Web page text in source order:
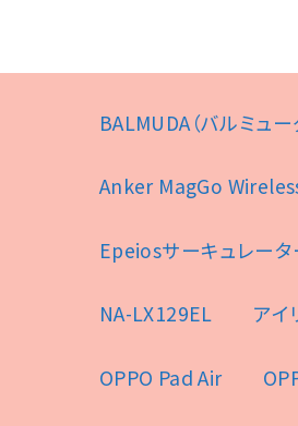
BALMUDA（バルミュー
Anker MagGo
Epeiosサーキュレータ
NA-LX129EL アイ
OPPO Pad Air